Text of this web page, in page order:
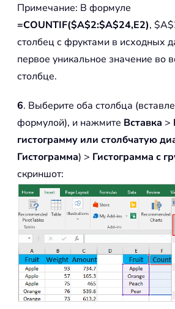
Примечание: В формуле
=COUNTIF($A$2:$A$24,E2),
столбец с фруктами в исходных
первое уникальное значение во
столбце.
6. Выберите оба столбца
формулой), и нажмите Вставка >
гистограмму или столбчатую
Гистограмма) > Гистограмма с
скриншот: